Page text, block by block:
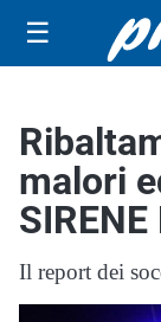
☰
malori
Il report dei